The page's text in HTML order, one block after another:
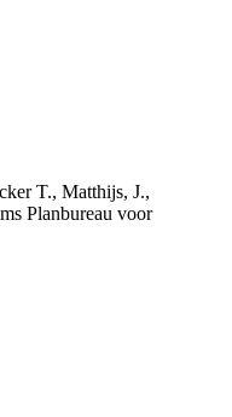
T., Matthijs, J.,
Planbureau voor